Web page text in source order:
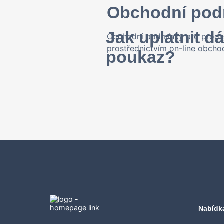
Obchodní
Obchodní podmínky pro
prostřednictvím on-line
Jak uplatnit
poukaz?